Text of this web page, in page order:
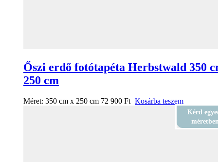
Őszi erdő fotótapéta Herbstwald 350
250 cm
Méret: 350 cm x 250 cm 72 900 Ft Kosárba teszem
Kérd